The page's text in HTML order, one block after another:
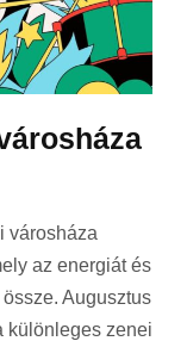
városháza
az energiát és
Augusztus
különleges zenei